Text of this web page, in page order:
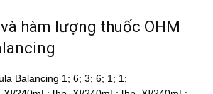
hàm lượng thuốc OHM
Balancing 1; 6; 3; 6; 1; 1;